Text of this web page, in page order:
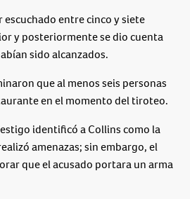
escuchado entre cinco y siete
y posteriormente se dio cuenta
sido alcanzados.
que al menos seis personas
en el momento del tiroteo.
identificó a Collins como la
amenazas; sin embargo, el
que el acusado portara un arma